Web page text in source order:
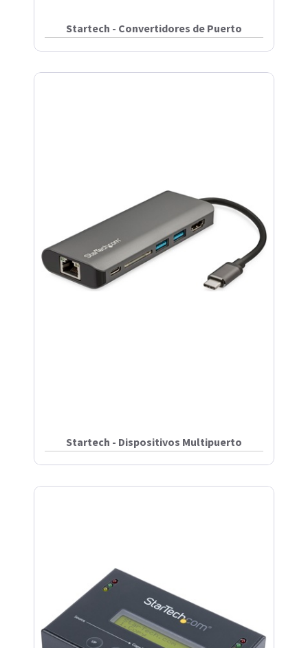
Startech - Convertidores de Puerto
Startech - Dispositivos Multipuerto